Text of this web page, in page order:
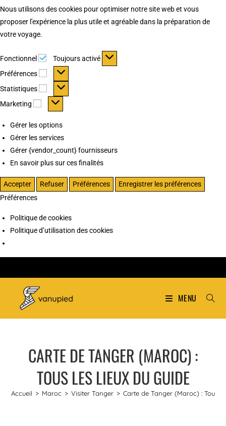
Nous utilisons des cookies pour optimiser notre site web et vous
proposer l'expérience la plus utile et agréable dans la préparation de
votre voyage.
Fonctionnel Fonctionnel
Toujours activé
Préférences
Préférences
Statistiques Statistiques
Marketing Marketing
Gérer les options
Gérer les services
Gérer {vendor_count} fournisseurs
En savoir plus sur ces finalités
Accepter Refuser Préférences
Enregistrer les préférences
Préférences
Politique de cookies
Politique d’utilisation des cookies
MENU
CARTE DE TANGER (MAROC) :
TOUS LES LIEUX DU GUIDE
Accueil > Maroc > Visiter Tanger > Carte de Tanger (Maroc) : Tous